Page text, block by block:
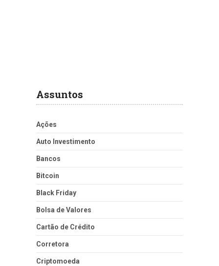
Assuntos
Ações
Auto Investimento
Bancos
Bitcoin
Black Friday
Bolsa de Valores
Cartão de Crédito
Corretora
Criptomoeda